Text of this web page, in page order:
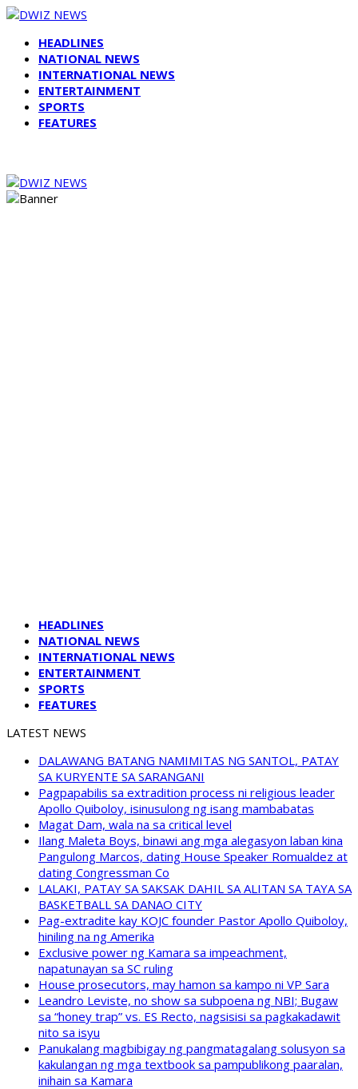
HEADLINES
NATIONAL NEWS
INTERNATIONAL NEWS
ENTERTAINMENT
SPORTS
FEATURES
HEADLINES
NATIONAL NEWS
INTERNATIONAL NEWS
ENTERTAINMENT
SPORTS
FEATURES
LATEST NEWS
DALAWANG BATANG NAMIMITAS NG SANTOL, PATAY
SA KURYENTE SA SARANGANI
Pagpapabilis sa extradition process ni religious leader
Apollo Quiboloy, isinusulong ng isang mambabatas
Magat Dam, wala na sa critical level
Ilang Maleta Boys, binawi ang mga alegasyon laban kina
Pangulong Marcos, dating House Speaker Romualdez at
dating Congressman Co
LALAKI, PATAY SA SAKSAK DAHIL SA ALITAN SA TAYA SA
BASKETBALL SA DANAO CITY
Pag-extradite kay KOJC founder Pastor Apollo Quiboloy,
hiniling na ng Amerika
Exclusive power ng Kamara sa impeachment,
napatunayan sa SC ruling
House prosecutors, may hamon sa kampo ni VP Sara
Leandro Leviste, no show sa subpoena ng NBI; Bugaw
sa “honey trap” vs. ES Recto, nagsisisi sa pagkakadawit
nito sa isyu
Panukalang magbibigay ng pangmatagalang solusyon sa
kakulangan ng mga textbook sa pampublikong paaralan,
inihain sa Kamara